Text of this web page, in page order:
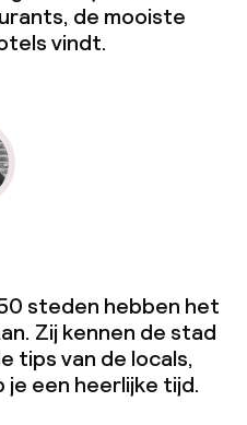
de mooiste
vindt.
steden hebben het
Zij kennen de stad
tips van de locals,
een heerlijke tijd.